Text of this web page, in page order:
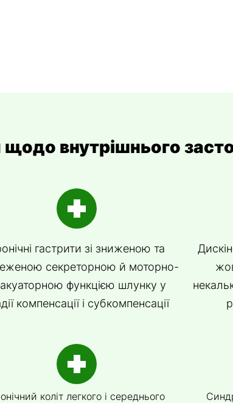
внутрішнього
гастрити зі зниженою та
секреторною й моторно-
функцією шлунку у
компенсації і субкомпенсації
коліт легкого і середнього